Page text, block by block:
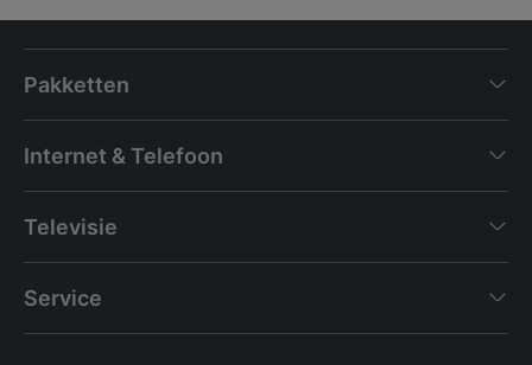
Pakketten
Internet & Telefoon
Televisie
Service